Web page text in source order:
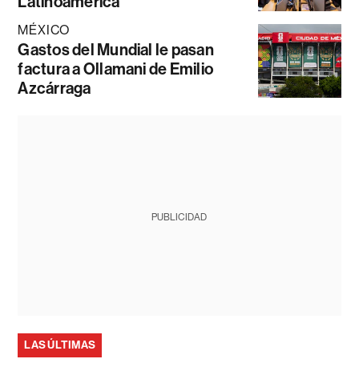
MÉXICO
Gastos del Mundial le pasan
factura a Ollamani de Emilio
Azcárraga
PUBLICIDAD
LAS ÚLTIMAS